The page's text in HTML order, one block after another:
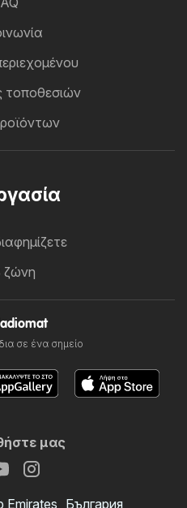
ζώνη
σε ένα σημείο
μας
Emirates България